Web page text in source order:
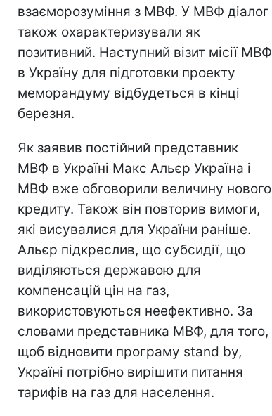
взаєморозуміння з МВФ. У МВФ діалог
також охарактеризували як
позитивний. Наступний візит місії МВФ
в Україну для підготовки проекту
меморандуму відбудеться в кінці
березня.
Як заявив постійний представник
МВФ в Україні Макс Альєр Україна і
МВФ вже обговорили величину нового
кредиту. Також він повторив вимоги,
які висувалися для України раніше.
Альєр підкреслив, що субсидії, що
виділяються державою для
компенсацій цін на газ,
використовуються неефективно. За
словами представника МВФ, для того,
щоб відновити програму stand by,
Україні потрібно вирішити питання
тарифів на газ для населення.